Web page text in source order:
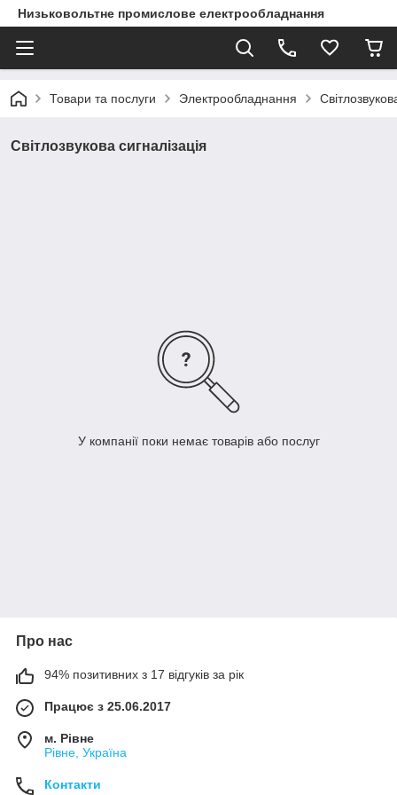
Низьковольтне промислове електрообладнання
Товари та послуги Электрообладнання
Світлозвукова сигналізація
У компанії поки немає товарів або послуг
Про нас
94% позитивних з 17 відгуків за рік
Працює з 25.06.2017
м. Рівне
Рівне, Україна
Контакти